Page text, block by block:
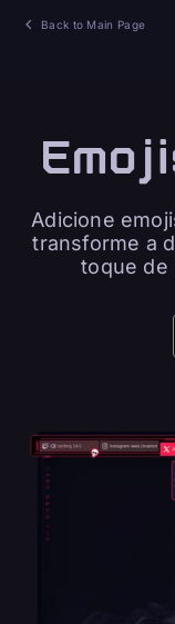
Back to Main Page
Adicione
transforme a
toque de